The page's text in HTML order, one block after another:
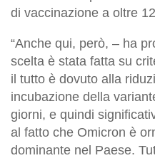
di vaccinazione a oltre
“Anche qui, però, – ha
scelta è stata fatta su
il tutto è dovuto alla
incubazione della
giorni, e quindi
al fatto che Omicron è
dominante nel Paese.